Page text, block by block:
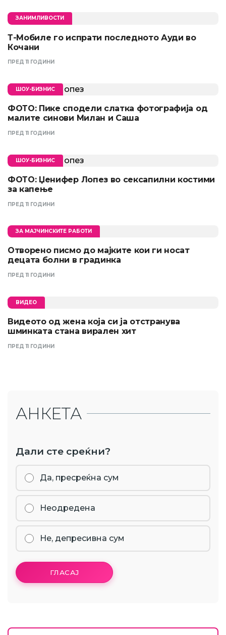
ЗАНИМЛИВОСТИ
Т-Мобиле го испрати последното Ауди во
Кочани
ПРЕД 11 ГОДИНИ
ШОУ-БИЗНИС
ФОТО: Пике сподели слатка фотографија од
малите синови Милан и Саша
ПРЕД 11 ГОДИНИ
ШОУ-БИЗНИС
ФОТО: Џенифер Лопез во сексапилни костими
за капење
ПРЕД 11 ГОДИНИ
ЗА МАЈЧИНСКИТЕ РАБОТИ
Отворено писмо до мајките кои ги носат
децата болни в градинка
ПРЕД 11 ГОДИНИ
ВИДЕО
Видеото од жена која си ја отстранува
шминката стана вирален хит
ПРЕД 11 ГОДИНИ
АНКЕТА
Дали сте среќни?
Да, пресреќна сум
Неодредена
Не, депресивна сум
ГЛАСАЈ